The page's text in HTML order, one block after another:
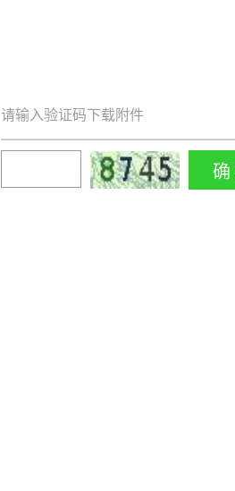
请输入验证码下载附件